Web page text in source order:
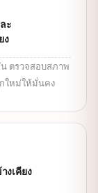
ะ
ง
ตรวจสอบสภาพ
ใหม่ให้มั่นคง
งเคียง